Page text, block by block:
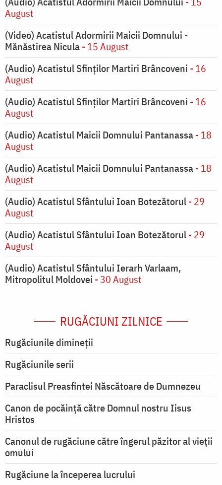
August
(Video) Acatistul Adormirii Maicii Domnului -
Mănăstirea Nicula- 15 August
(Audio) Acatistul Sfinților Martiri Brâncoveni - 16
August
(Audio) Acatistul Sfinților Martiri Brâncoveni - 16
August
(Audio) Acatistul Maicii Domnului Pantanassa- 18
August
(Audio) Acatistul Maicii Domnului Pantanassa- 18
August
(Audio) Acatistul Sfântului Ioan Botezătorul- 29
August
(Audio) Acatistul Sfântului Ioan Botezătorul- 29
August
(Audio) Acatistul Sfântului Ierarh Varlaam,
Mitropolitul Moldovei - 30 August
RUGĂCIUNI ZILNICE
Rugăciunile dimineții
Rugăciunile serii
Paraclisul Preasfintei Născătoare de Dumnezeu
Canon de pocăință către Domnul nostru Iisus
Hristos
Canonul de rugăciune către îngerul păzitor al vieții
omului
Rugăciune la începerea lucrului